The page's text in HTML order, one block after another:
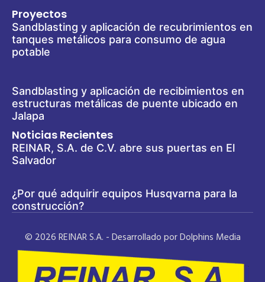
Proyectos
Sandblasting y aplicación de recubrimientos en
tanques metálicos para consumo de agua
potable
Sandblasting y aplicación de recibimientos en
estructuras metálicas de puente ubicado en
Jalapa
Noticias Recientes
REINAR, S.A. de C.V. abre sus puertas en El
Salvador
¿Por qué adquirir equipos Husqvarna para la
construcción?
© 2026 REINAR S.A. - Desarrollado por Dolphins Media